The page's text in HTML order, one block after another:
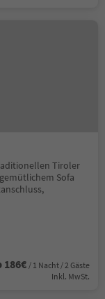
Tiroler
Sofa
186€ / 1 Nacht / 2 Gäste
Inkl. MwSt.